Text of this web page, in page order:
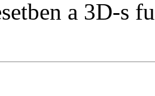
a 3D-s